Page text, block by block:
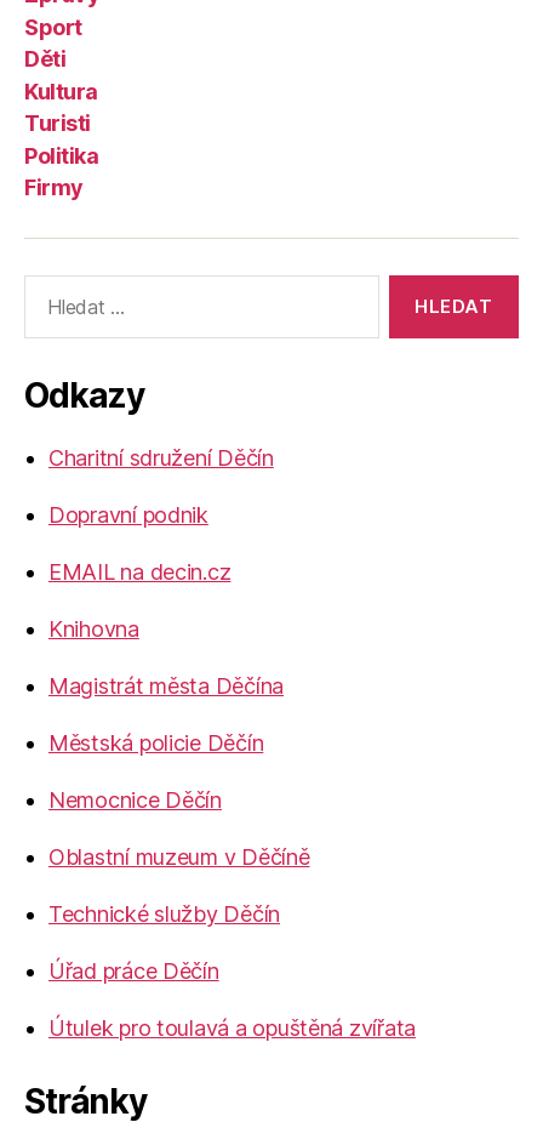
Sport
Děti
Kultura
Turisti
Politika
Firmy
vyhledávání:
Odkazy
Charitní sdružení Děčín
Dopravní podnik
EMAIL na decin.cz
Knihovna
Magistrát města Děčína
Městská policie Děčín
Nemocnice Děčín
Oblastní muzeum v Děčíně
Technické služby Děčín
Úřad práce Děčín
Útulek pro toulavá a opuštěná zvířata
Stránky